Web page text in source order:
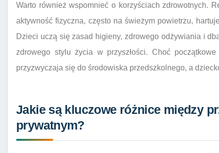
Warto również wspomnieć o korzyściach zdrowotnych.
aktywność fizyczna, często na świeżym powietrzu,
Dzieci uczą się zasad higieny, zdrowego odżywiania i
zdrowego stylu życia w przyszłości. Choć
przyzwyczaja się do środowiska przedszkolnego, a
Jakie są kluczowe różnice między
prywatnym?